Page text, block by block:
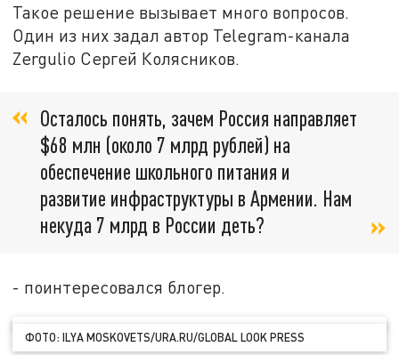
Такое решение вызывает много вопросов.
Один из них задал автор Telegram-канала
Zergulio Сергей Колясников.
Осталось понять, зачем Россия направляет
$68 млн (около 7 млрд рублей) на
обеспечение школьного питания и
развитие инфраструктуры в Армении. Нам
некуда 7 млрд в России деть?
- поинтересовался блогер.
ФОТО: ILYA MOSKOVETS/URA.RU/GLOBAL LOOK PRESS